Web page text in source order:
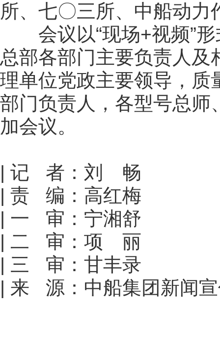
所、七〇三所、中船动力
会议以“现场+视频”形
总部各部门主要负责人及
理单位党政主要领导，质
部门负责人，各型号总师
加会议。
| 记 者：刘 畅
| 责 编：高红梅
| 一 审：宁湘舒
| 二 审：项 丽
| 三 审：甘丰录
| 来 源：中船集团新闻